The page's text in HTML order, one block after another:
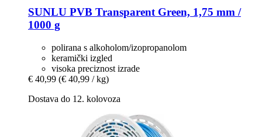
SUNLU PVB Transparent Green, 1,75 mm /
1000 g
polirana s alkoholom/izopropanolom
keramički izgled
visoka preciznost izrade
€ 40,99 (€ 40,99 / kg)
Dostava do 12. kolovoza